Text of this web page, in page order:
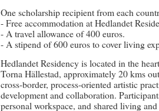
One scholarship recipient from each
- Free accommodation at Hedlandet
- A travel allowance of 400 euros.
- A stipend of 600 euros to cover living
Hedlandet Residency is located in the
Torna Hällestad, approximately 20 kms
cross-border, process-oriented artistic
development and collaboration.
personal workspace, and shared living